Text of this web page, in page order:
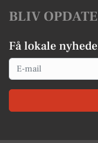
BLIV
Få lokale
Email